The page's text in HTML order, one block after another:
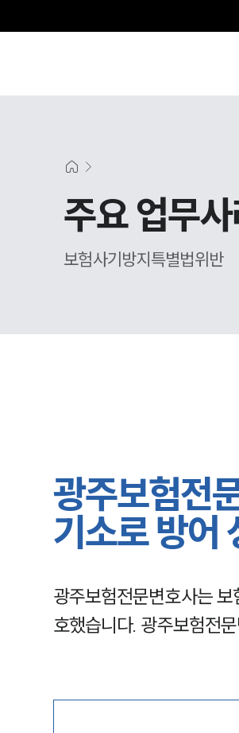
주요 업무사
보험사기방지특별법위반
광주보험전
기소로 방어
광주보험전문변호사는
호했습니다. 광주보험전